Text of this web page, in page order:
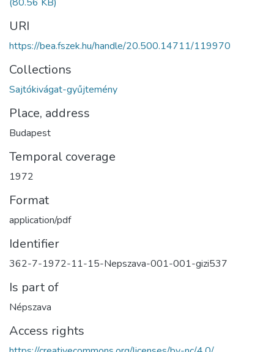
URI
https://bea.fszek.hu/handle/20.500.14711/119970
Collections
Sajtókivágat-gyűjtemény
Place, address
Budapest
Temporal coverage
1972
Format
application/pdf
Identifier
362-7-1972-11-15-Nepszava-001-001-gizi537
Is part of
Népszava
Access rights